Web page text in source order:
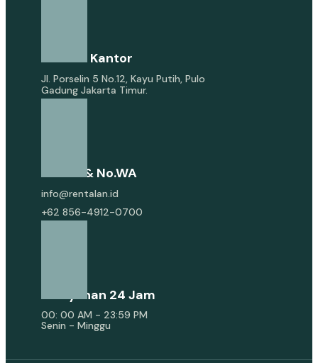
Alamat Kantor
Jl. Porselin 5 No.12, Kayu Putih, Pulo
Gadung Jakarta Timur.
E-Mail & No.WA
info@rentalan.id
+62 856-4912-0700
Pelayanan 24 Jam
00: 00 AM - 23:59 PM
Senin - Minggu